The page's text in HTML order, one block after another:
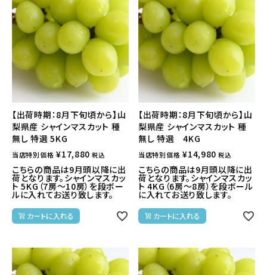
【出荷時期：8月下旬頃から】山
梨県産 シャインマスカット 種
無し 特選 5KG
当店特別価格 ¥17,880 税込
こちらの商品は9月頭以降に出
荷となります。シャインマスカッ
ト 5KG（7房～10房）を段ボー
ルに入れてお送り致します。
カートに入れる
【出荷時期：8月下旬頃から】山
梨県産 シャインマスカット 種
無し 特選 4KG
当店特別価格 ¥14,980 税込
こちらの商品は9月頭以降に出
荷となります。シャインマスカッ
ト 4KG（6房～8房）を段ボール
に入れてお送り致します。
カートに入れる